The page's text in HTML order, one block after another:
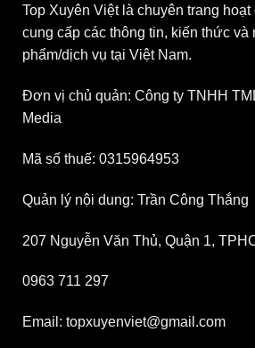
Top Xuyên Việt là chuyên trang
cung cấp các thông tin, kiến thức và
phẩm/dịch vụ tại Việt Nam.
Đơn vị chủ quản: Công ty TNHH
Media
Mã số thuế: 0315964953
Quản lý nội dung: Trần Công Thắng
207 Nguyễn Văn Thủ, Quận 1,
0963 711 297
Email: topxuyenviet@gmail.com